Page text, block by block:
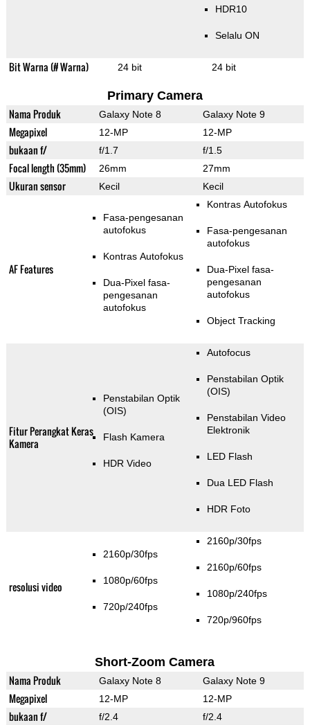
HDR10
Selalu ON
Bit Warna (# Warna) 24 bit 24 bit
Primary Camera
Nama Produk Galaxy Note 8 Galaxy Note 9
Megapixel 12-MP 12-MP
bukaan f/ f/1.7 f/1.5
Focal length (35mm) 26mm 27mm
Ukuran sensor Kecil Kecil
AF Features
Fasa-pengesanan
autofokus
Kontras Autofokus
Dua-Pixel fasa-
pengesanan
autofokus
Kontras Autofokus
Fasa-pengesanan
autofokus
Dua-Pixel fasa-
pengesanan
autofokus
Object Tracking
Fitur Perangkat Keras
Kamera
Penstabilan Optik
(OIS)
Flash Kamera
HDR Video
Autofocus
Penstabilan Optik
(OIS)
Penstabilan Video
Elektronik
LED Flash
Dua LED Flash
HDR Foto
resolusi video
2160p/30fps
1080p/60fps
720p/240fps
2160p/30fps
2160p/60fps
1080p/240fps
720p/960fps
Short-Zoom Camera
Nama Produk Galaxy Note 8 Galaxy Note 9
Megapixel 12-MP 12-MP
bukaan f/ f/2.4 f/2.4